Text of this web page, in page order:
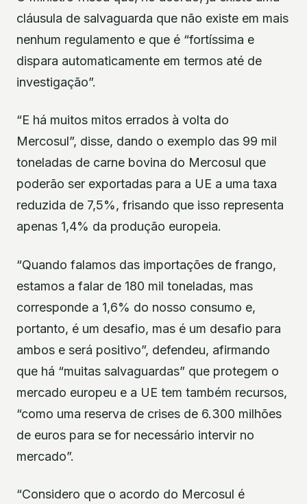
cláusula de salvaguarda que não existe em mais
nenhum regulamento e que é “fortíssima e
dispara automaticamente em termos até de
investigação”.
“E há muitos mitos errados à volta do
Mercosul”, disse, dando o exemplo das 99 mil
toneladas de carne bovina do Mercosul que
poderão ser exportadas para a UE a uma taxa
reduzida de 7,5%, frisando que isso representa
apenas 1,4% da produção europeia.
“Quando falamos das importações de frango,
estamos a falar de 180 mil toneladas, mas
corresponde a 1,6% do nosso consumo e,
portanto, é um desafio, mas é um desafio para
ambos e será positivo”, defendeu, afirmando
que há “muitas salvaguardas” que protegem o
mercado europeu e a UE tem também recursos,
“como uma reserva de crises de 6.300 milhões
de euros para se for necessário intervir no
mercado”.
“Considero que o acordo do Mercosul é